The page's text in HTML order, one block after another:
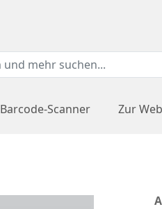
Barcode-Scanner Zur